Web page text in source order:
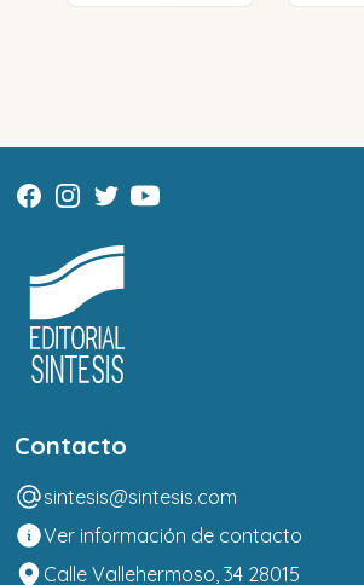
Contacto
sintesis@sintesis.com
Ver información de contacto
Calle Vallehermoso, 34 28015